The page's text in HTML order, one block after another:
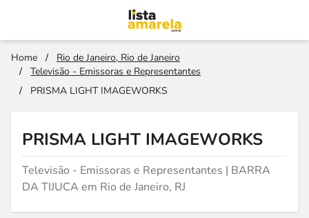
Home /
Rio de Janeiro, Rio de Janeiro
/
Televisão - Emissoras e Representantes
/
PRISMA LIGHT IMAGEWORKS
PRISMA LIGHT IMAGEWORKS
Televisão - Emissoras e Representantes | BARRA
DA TIJUCA em Rio de Janeiro, RJ